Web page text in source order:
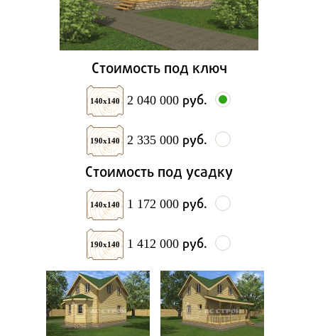
Стоимость под ключ
140х140 2 040 000 руб.
190х140 2 335 000 руб.
Стоимость под усадку
140х140 1 172 000 руб.
190х140 1 412 000 руб.